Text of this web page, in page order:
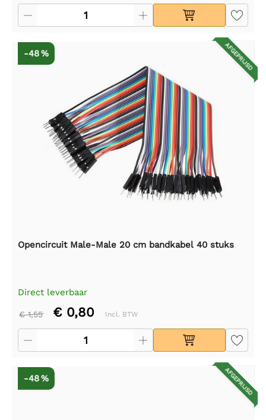
AFGEPRIJSD
-48 %
Opencircuit Male-Male 20 cm bandkabel 40 stuks
Direct leverbaar
€ 1,55 € 0,80 Incl. BTW
AFGEPRIJSD
-48 %